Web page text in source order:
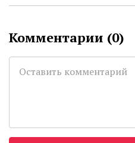
Комментарии (0)